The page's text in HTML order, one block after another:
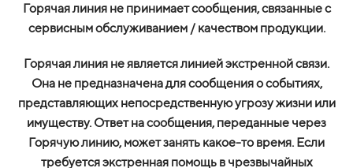
Горячая линия не принимает сообщения, связанные с
сервисным обслуживанием / качеством продукции.
Горячая линия не является линией экстренной связи.
Она не предназначена для сообщения о событиях,
представляющих непосредственную угрозу жизни или
имуществу. Ответ на сообщения, переданные через
Горячую линию, может занять какое-то время. Если
требуется экстренная помощь в чрезвычайных